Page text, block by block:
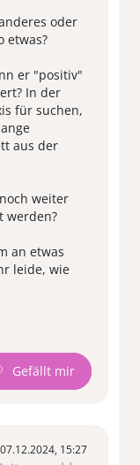
oder
etwas?
er "positiv"
In der
für suchen,
aus der
weiter
werden?
an etwas
leide, wie
07.12.2024, 15:27